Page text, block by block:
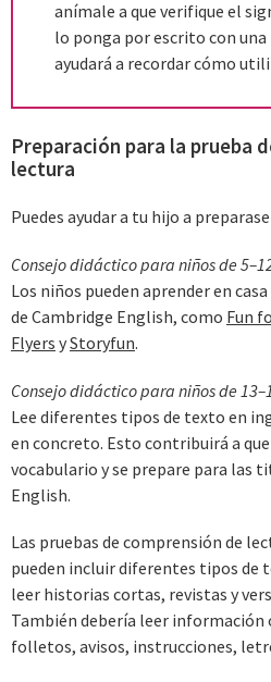
anímale a que verifique el
lo ponga por escrito con
ayudará a recordar cómo
Preparación para la prueba
lectura
Puedes ayudar a tu hijo a
Consejo didáctico para niños de
Los niños pueden aprender en
de Cambridge English, como Fun
Flyers yStoryfun.
Consejo didáctico para niños de
Lee diferentes tipos de texto en
en concreto. Esto contribuirá a
vocabulario y se prepare para las
English.
Las pruebas de comprensión de
pueden incluir diferentes tipos de
leer historias cortas, revistas y
También debería leer
folletos, avisos, instrucciones,